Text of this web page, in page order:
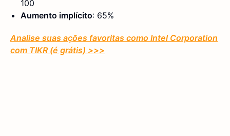
100
Aumento implícito: 65%
Analise suas ações favoritas como Intel Corporation
com TIKR (é grátis) >>>